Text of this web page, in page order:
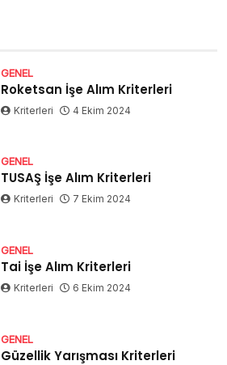
GENEL
Roketsan İşe Alım Kriterleri
Kriterleri 4 Ekim 2024
GENEL
TUSAŞ İşe Alım Kriterleri
Kriterleri 7 Ekim 2024
GENEL
Tai İşe Alım Kriterleri
Kriterleri 6 Ekim 2024
GENEL
Güzellik Yarışması Kriterleri